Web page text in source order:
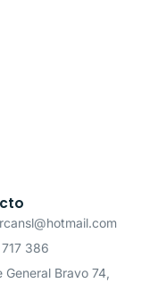
386
General Bravo 74,